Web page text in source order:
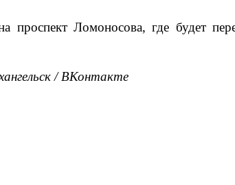
проспект Ломоносова, где будет
/ ВКонтакте